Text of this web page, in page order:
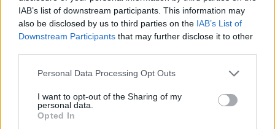
IAB’s list of downstream participants. This information may
also be disclosed by us to third parties on the IAB’s List of
Downstream Participants that may further disclose it to other
Please note that this website/app uses one or more Google
not limited to your visit or usage behaviour. You may click to
grant or deny consent to Google and its third-party tags to
use your data for below specified purposes in below Google
Personal Data Processing Opt Outs
I want to opt-out of the Sharing of my
personal data.
Opted In
Μια διαφήμιση για το εμφιαλωμένο ΞΥΝΟ ΝΕΡΟ